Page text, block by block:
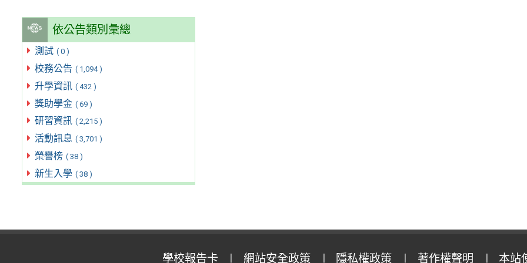
依公告類別彙總
測試 ( 0 )
校務公告 ( 1,094 )
升學資訊 ( 432 )
獎助學金 ( 69 )
研習資訊 ( 2,215 )
活動訊息 ( 3,701 )
榮譽榜 ( 38 )
新生入學 ( 38 )
學校報告卡 網站安全政策 隱私權政策 著作權聲明 本站